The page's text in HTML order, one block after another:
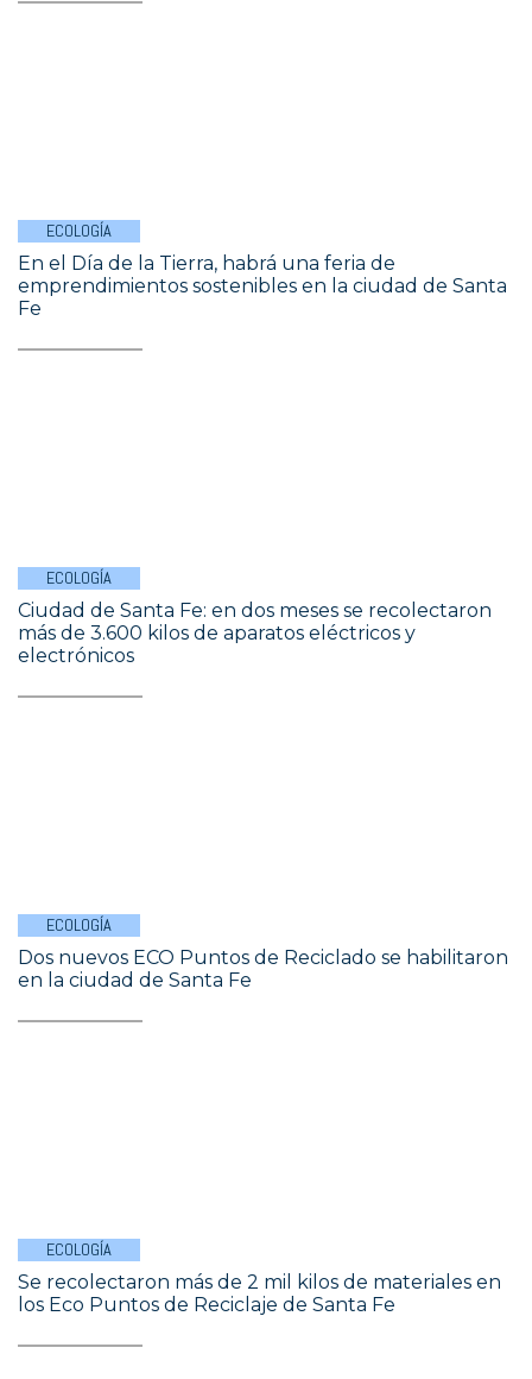
ECOLOGÍA
En el Día de la Tierra, habrá una feria de
emprendimientos sostenibles en la ciudad de Santa
Fe
ECOLOGÍA
Ciudad de Santa Fe: en dos meses se recolectaron
más de 3.600 kilos de aparatos eléctricos y
electrónicos
ECOLOGÍA
Dos nuevos ECO Puntos de Reciclado se habilitaron
en la ciudad de Santa Fe
ECOLOGÍA
Se recolectaron más de 2 mil kilos de materiales en
los Eco Puntos de Reciclaje de Santa Fe